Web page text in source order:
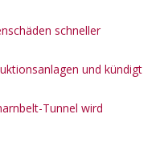
schneller
und kündigt
Tunnel wird